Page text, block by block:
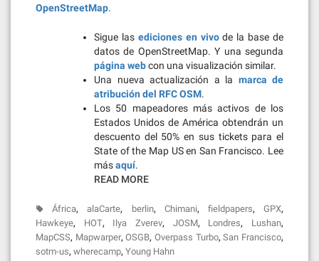
OpenStreetMap.
Sigue las ediciones en vivode la base de
datos de OpenStreetMap. Y una segunda
página webcon una visualización similar.
Una nueva actualización a la marca de
atribución del RFC OSM.
Los 50 mapeadores más activos de los
Estados Unidos de América obtendrán un
descuento del 50% en sus tickets para el
State of the Map US en San Francisco. Lee
másaquí.
READ MORE
África,alaCarte, berlin, Chimani, fieldpapers,GPX,
Hawkeye, HOT, Ilya Zverev, JOSM, Londres, Lushan,
MapCSS, Mapwarper,OSGB,Overpass Turbo,San Francisco,
sotm-us, wherecamp, Young Hahn